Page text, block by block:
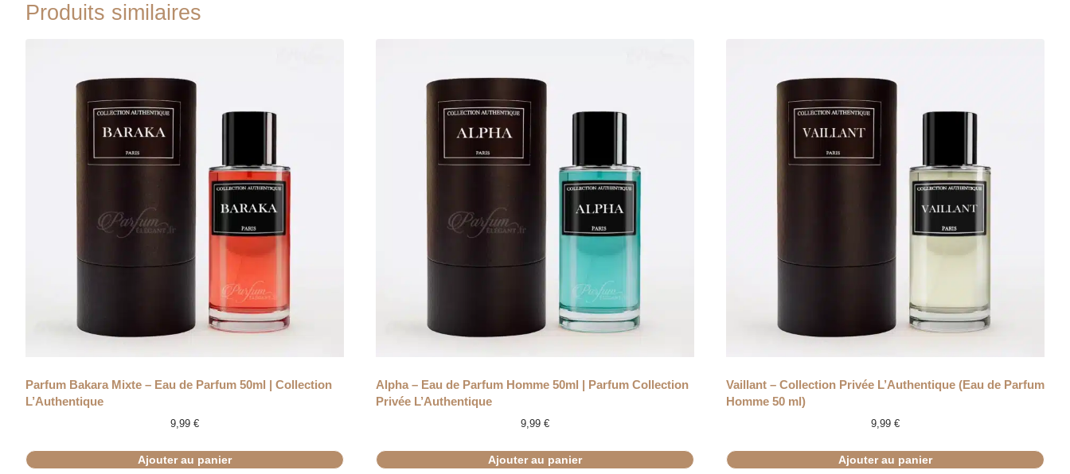
Produits similaires
Parfum Bakara Mixte – Eau de Parfum 50ml | Collection
L’Authentique
9,99 €
Ajouter au panier
Alpha – Eau de Parfum Homme 50ml | Parfum Collection
Privée L’Authentique
9,99 €
Ajouter au panier
Vaillant – Collection Privée L’Authentique (Eau de Parfum
Homme 50 ml)
9,99 €
Ajouter au panier